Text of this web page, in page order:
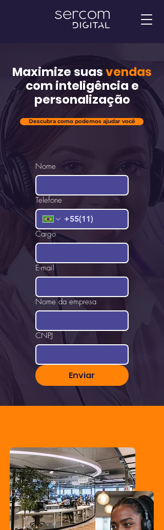
Maximize suasvendas
com inteligência e
personalização
Descubra como podemos ajudar você
Nome
Telefone
Cargo
E-mail
Nome da empresa
CNPJ
Enviar